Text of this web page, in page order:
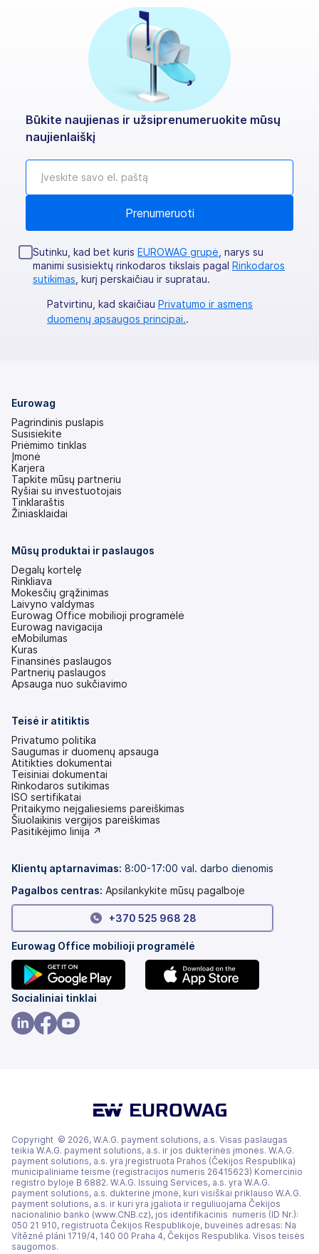
Būkite naujienas ir užsiprenumeruokite mūsų
naujienlaiškį
Sutinku, kad bet kuris EUROWAG grupė , narys su
manimi susisiektų rinkodaros tikslais pagal Rinkodaros
sutikimas , kurį perskaičiau ir supratau.
Patvirtinu, kad skaičiau Privatumo ir asmens
duomenų apsaugos principai..
Eurowag
Pagrindinis puslapis
Susisiekite
Priėmimo tinklas
Įmonė
Karjera
Tapkite mūsų partneriu
Ryšiai su investuotojais
(atsidaro
naujame
Tinklaraštis
Žiniasklaidai
Mūsų produktai ir paslaugos
Degalų kortelę
Rinkliava
Mokesčių grąžinimas
Laivyno valdymas
Eurowag Office mobilioji programėlė
Eurowag navigacija
eMobilumas
Kuras
Finansinės paslaugos
Partnerių paslaugos
Apsauga nuo sukčiavimo
Teisė ir atitiktis
Privatumo politika
Saugumas ir duomenų apsauga
Atitikties dokumentai
Teisiniai dokumentai
Rinkodaros sutikimas
ISO sertifikatai
Pritaikymo neįgaliesiems pareiškimas
(atsidaro
naujame
Šiuolaikinis vergijos pareiškimas
(atsidaro
Pasitikėjimo linija ↗
Klientų aptarnavimas: 8:00-17:00 val. darbo dienomis
Pagalbos centras: Apsilankykite mūsų pagalboje
+370 525 968 28
Eurowag Office mobilioji programėlė
(atsidaro
naujame
skirtuke)
Socialiniai tinklai
Copyright © 2026, W.A.G. payment solutions, a.s. Visas paslaugas
teikia W.A.G. payment solutions, a.s. ir jos dukterinės įmonės. W.A.G.
payment solutions, a.s. yra įregistruota Prahos (Čekijos Respublika)
municipaliniame teisme (registracijos numeris 26415623) Komercinio
registro byloje B 6882. W.A.G. Issuing Services, a.s. yra W.A.G.
payment solutions, a.s. dukterinė įmonė, kuri visiškai priklauso W.A.G.
payment solutions, a.s. ir kuri yra įgaliota ir reguliuojama Čekijos
nacionalinio banko (www.CNB.cz), jos identifikacinis numeris (ID Nr.):
050 21 910, registruota Čekijos Respublikoje, buveinės adresas: Na
Vítězné pláni 1719/4, 140 00 Praha 4, Čekijos Respublika. Visos teisės
saugomos.